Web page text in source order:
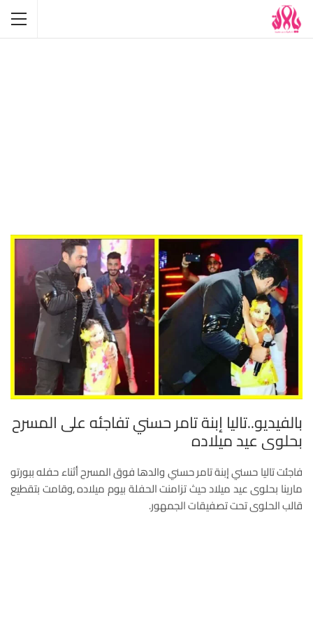
بالفيديو..تاليا إبنة تامر حسني تفاجئه على المسرح
بحلوى عيد ميلاده
فاجئت تاليا حسني إبنة تامر حسني والدها فوق المسرح أثناء حفله ببورتو
مارينا بحلوى عيد ميلاد حيث تزامنت الحفلة بيوم ميلاده ,وقامت بتقطيع
قالب الحلوى تحت تصفيقات الجمهور.